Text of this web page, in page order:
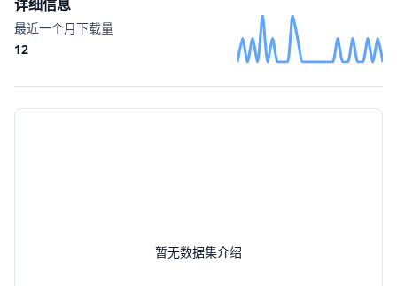
暂无数据集介绍
详细信息
最近一个月下载量
12